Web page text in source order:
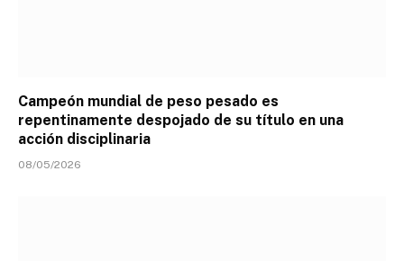
Campeón mundial de peso pesado es
repentinamente despojado de su título en una
acción disciplinaria
08/05/2026